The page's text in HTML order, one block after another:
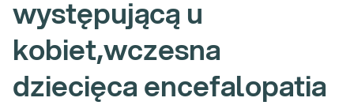
występującą u
kobiet,wczesna
dziecięca encefalopatia